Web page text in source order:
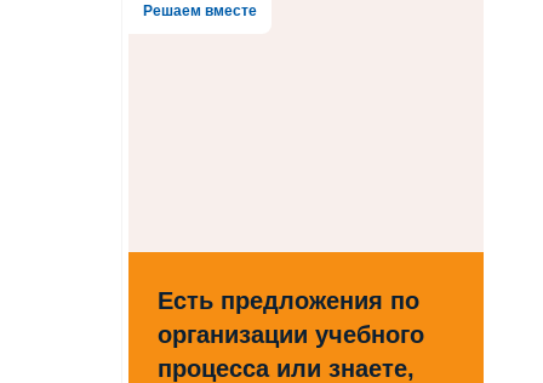
Решаем вместе
Есть предложения по
организации учебного
процесса или знаете,